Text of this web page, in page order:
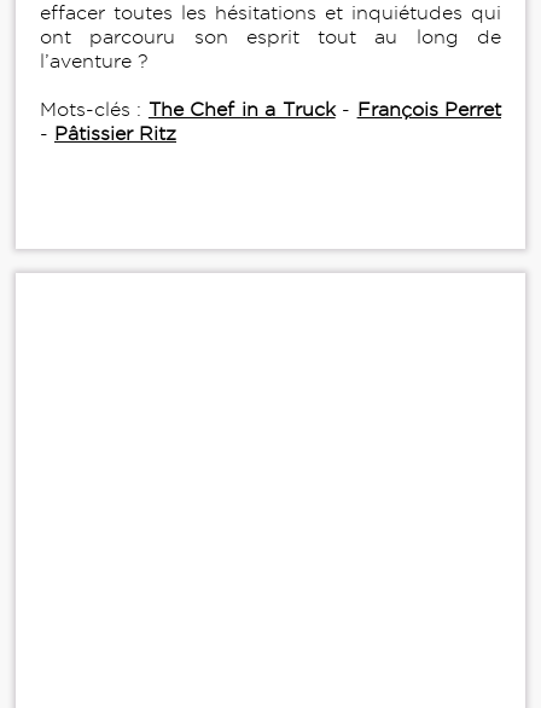
effacer toutes les hésitations et inquiétudes qui
ont parcouru son esprit tout au long de
l’aventure ?
Mots-clés : The Chef in a Truck- François Perret
- Pâtissier Ritz